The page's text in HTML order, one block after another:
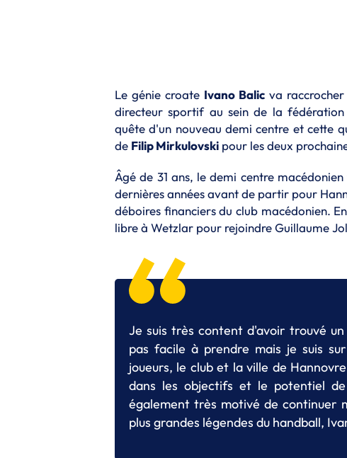
Le génie croate Ivano Balic va
directeur sportif au sein de la
quête d'un nouveau demi centre et cette
de Filip Mirkulovski pour les deux
Âgé de 31 ans, le demi centre
dernières années avant de partir pour
déboires financiers du club macédonien.
libre à Wetzlar pour rejoindre Guillaume
Je suis très content d'avoir trouvé
pas facile à prendre mais je suis
joueurs, le club et la ville de
dans les objectifs et le potentiel
également très motivé de continuer
plus grandes légendes du handball,